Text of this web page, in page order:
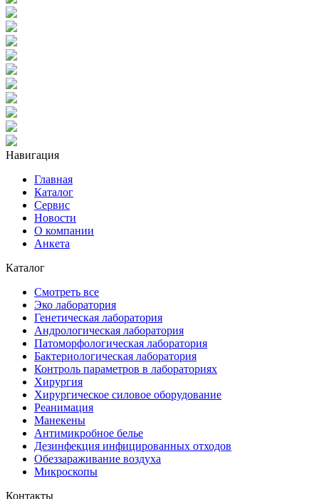
Навигация
Главная
Каталог
Сервис
Новости
О компании
Анкета
Каталог
Смотреть все
Эко лаборатория
Генетическая лаборатория
Андрологическая лаборатория
Патоморфологическая лаборатория
Бактериологическая лаборатория
Контроль параметров в лабораториях
Хирургия
Хирургическое силовое оборудование
Реанимация
Манекены
Антимикробное белье
Дезинфекция инфицированных отходов
Обеззараживание воздуха
Микроскопы
Контакты